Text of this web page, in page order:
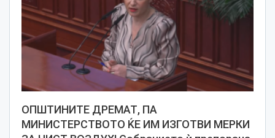
ОПШТИНИТЕ ДРЕМАТ, ПА
МИНИСТЕРСТВОТО ЌЕ ИМ ИЗГОТВИ МЕРКИ